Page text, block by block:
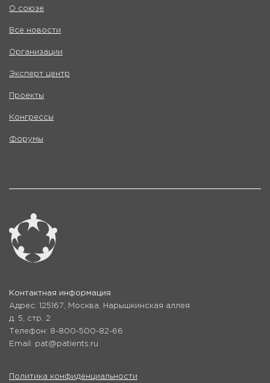
О союзе
Все новости
Организации
Эксперт центр
Проекты
Конгрессы
Форумы
Контактная информация
Адрес: 125167, Москва, Нарышкинская аллея
д. 5, стр. 2
Телефон: 8-800-500-82-66
Email: pat@patients.ru
Политика конфиденциальности